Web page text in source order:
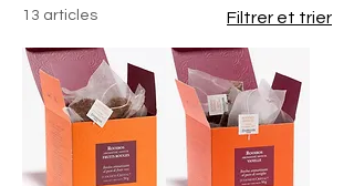
13 articles Filtrer et trier